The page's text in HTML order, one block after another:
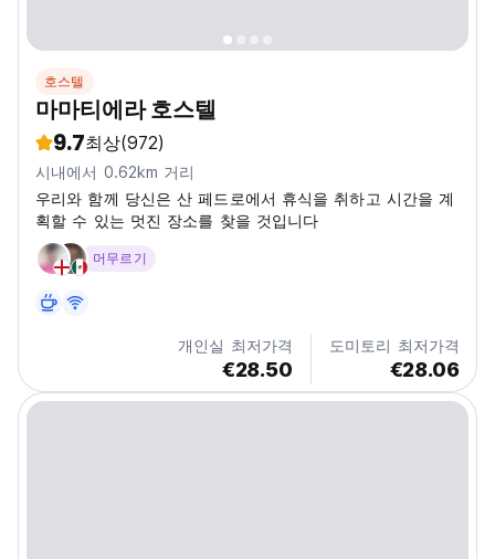
호스텔
마마티에라 호스텔
9.7최상(972)
시내에서 0.62km 거리
우리와 함께 당신은 산 페드로에서 휴식을 취하고 시간을 계
획할 수 있는 멋진 장소를 찾을 것입니다
머무르기
개인실 최저가격
€28.50
도미토리 최저가격
€28.06